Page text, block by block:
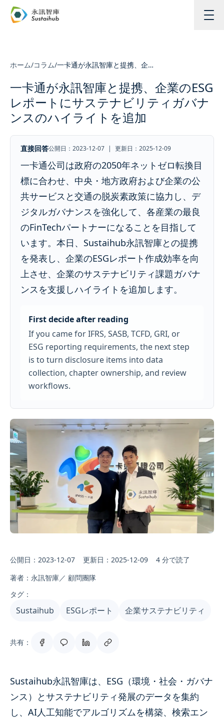
メインコンテンツへスキップ
ホーム/コラム/ 一卡通が永訊智庫と提携、企業のESGレポートにサステナビリティガバナンスのハイライトを追加
一卡通が永訊智庫と提携、企業のESG
レポートにサステナビリティガバナ
ンスのハイライトを追加
直接回答公開日：2023-12-07 | 更新日：2025-12-09
一卡通公司は政府の2050年ネットゼロ転換目
標に合わせ、中央・地方政府および企業の公
共サービスと交通の脱炭素政策に協力し、デ
ジタルガバナンスを強化して、各産業の最良
のFinTechパートナーになることを目指して
います。本日、Sustaihub永訊智庫との提携
を発表し、企業のESGレポート作成効率を向
上させ、企業のサステナビリティ課題ガバナ
ンスを支援しハイライトを追加します。
First decide after reading
If you came for IFRS, SASB, TCFD, GRI, or
ESG reporting requirements, the next step
is to turn disclosure items into data
collection, chapter ownership, and review
workflows.
公開日：2023-12-07 更新日：2025-12-09
4 分で読了
著者：永訊智庫／ 顧問團隊
タグ：
Sustaihub ESGレポート 企業サステナビリティ
共有：
Sustaihub永訊智庫は、ESG（環境・社会・ガバナ
ンス）とサステナビリティ発展のデータを集約
し、AI人工知能でアルゴリズムを構築、検索エン